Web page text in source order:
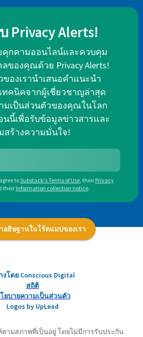
Privacy Alerts!
คุกคามออนไลน์และควบคุม
ของคุณด้วย Privacy Alerts!
องเรานำเสนอคำแนะนำ
ทคนิคจากผู้เชี่ยวชาญล่าสุด
มเป็นส่วนตัวของคุณในโลก
นี้เพื่อรับข้อมูลข่าวสารและ
สร้างความมั่นใจ!
toSubstack's Terms of Use, their Privacy
their Information collection notice.
อธิษฐานในโร้ดแมปของเรา
งโดย Conscious Digital
สถิติ
ยบายความเป็นส่วนตัว
Logos by UpLead
ามสภาพที่เป็นอยู่ โดยไม่มีการรับประกัน